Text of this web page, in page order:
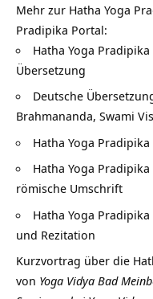
Mehr zur Hatha Yoga
Pradipika Portal:
Hatha Yoga
Übersetzung
Deutsche
Brahmananda, Swami
Hatha Yoga
Hatha Yoga
römische Umschrift
Hatha Yoga
und Rezitation
Kurzvortrag über die
von Yoga Vidya Bad